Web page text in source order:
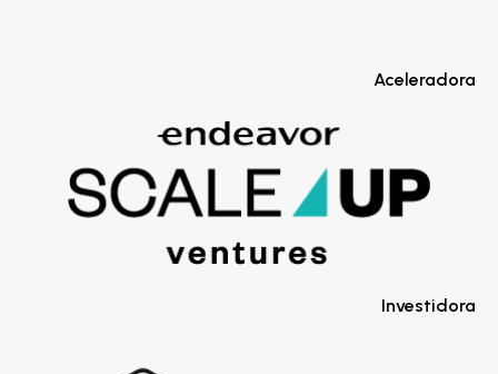
Aceleradora
Investidora